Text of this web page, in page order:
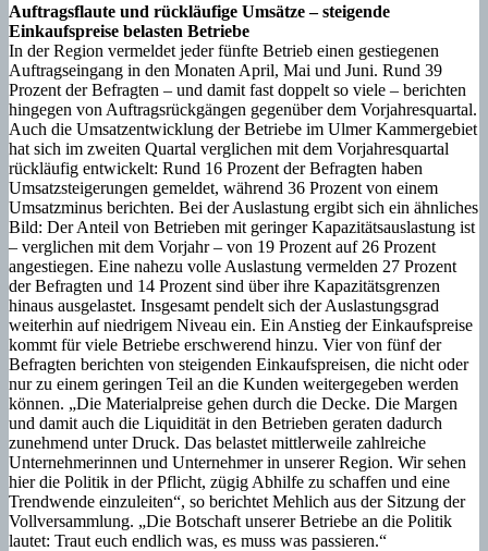
Auftragsflaute und rückläufige Umsätze – steigende
Einkaufspreise belasten Betriebe
In der Region vermeldet jeder fünfte Betrieb einen gestiegenen
Auftragseingang in den Monaten April, Mai und Juni. Rund 39
Prozent der Befragten – und damit fast doppelt so viele – berichten
hingegen von Auftragsrückgängen gegenüber dem Vorjahresquartal.
Auch die Umsatzentwicklung der Betriebe im Ulmer Kammergebiet
hat sich im zweiten Quartal verglichen mit dem Vorjahresquartal
rückläufig entwickelt: Rund 16 Prozent der Befragten haben
Umsatzsteigerungen gemeldet, während 36 Prozent von einem
Umsatzminus berichten. Bei der Auslastung ergibt sich ein ähnliches
Bild: Der Anteil von Betrieben mit geringer Kapazitätsauslastung ist
– verglichen mit dem Vorjahr – von 19 Prozent auf 26 Prozent
angestiegen. Eine nahezu volle Auslastung vermelden 27 Prozent
der Befragten und 14 Prozent sind über ihre Kapazitätsgrenzen
hinaus ausgelastet. Insgesamt pendelt sich der Auslastungsgrad
weiterhin auf niedrigem Niveau ein. Ein Anstieg der Einkaufspreise
kommt für viele Betriebe erschwerend hinzu. Vier von fünf der
Befragten berichten von steigenden Einkaufspreisen, die nicht oder
nur zu einem geringen Teil an die Kunden weitergegeben werden
können. „Die Materialpreise gehen durch die Decke. Die Margen
und damit auch die Liquidität in den Betrieben geraten dadurch
zunehmend unter Druck. Das belastet mittlerweile zahlreiche
Unternehmerinnen und Unternehmer in unserer Region. Wir sehen
hier die Politik in der Pflicht, zügig Abhilfe zu schaffen und eine
Trendwende einzuleiten“, so berichtet Mehlich aus der Sitzung der
Vollversammlung. „Die Botschaft unserer Betriebe an die Politik
lautet: Traut euch endlich was, es muss was passieren.“